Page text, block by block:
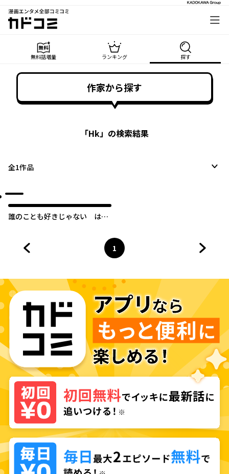
漫画エンタメ全部コミコミ
カドコミ
無料話増量 ランキング 探す
作家から探す
「Hk」の検索結果
全1作品
誰のことも好きじゃない はず
ページ
1
へ